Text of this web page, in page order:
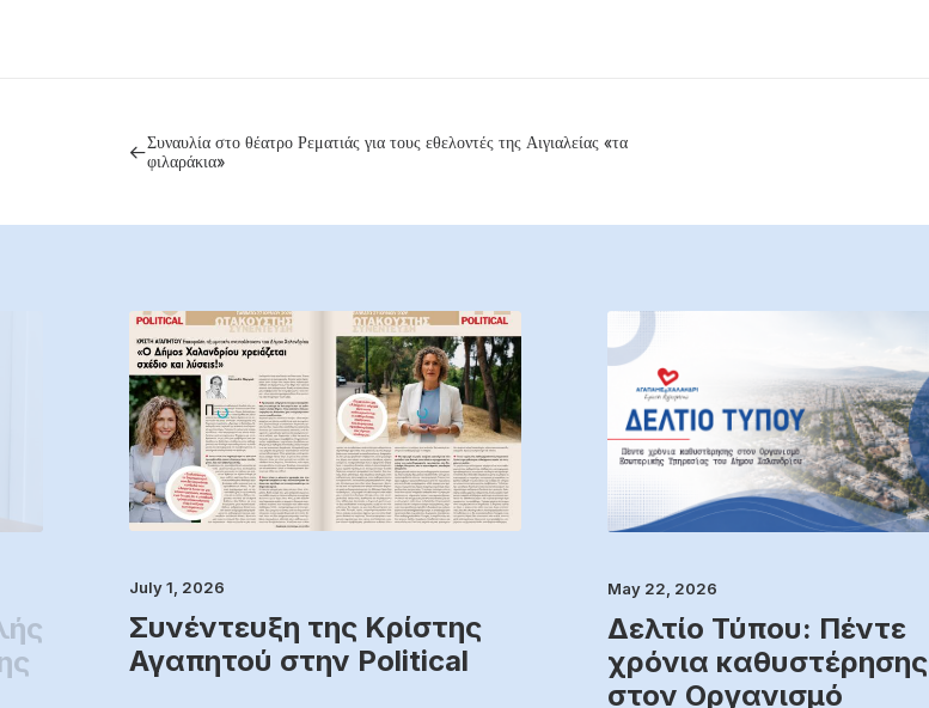
Συναυλία στο θέατρο Ρεματιάς για τους εθελοντές της Αιγιαλείας «τα
φιλαράκια»
July 1, 2026
Συνέντευξη της Κρίστης
Αγαπητού στην Political
May 22, 2026
Δελτίο Τύπου: Πέντε
χρόνια καθυστέρησης
στον Οργανισμό